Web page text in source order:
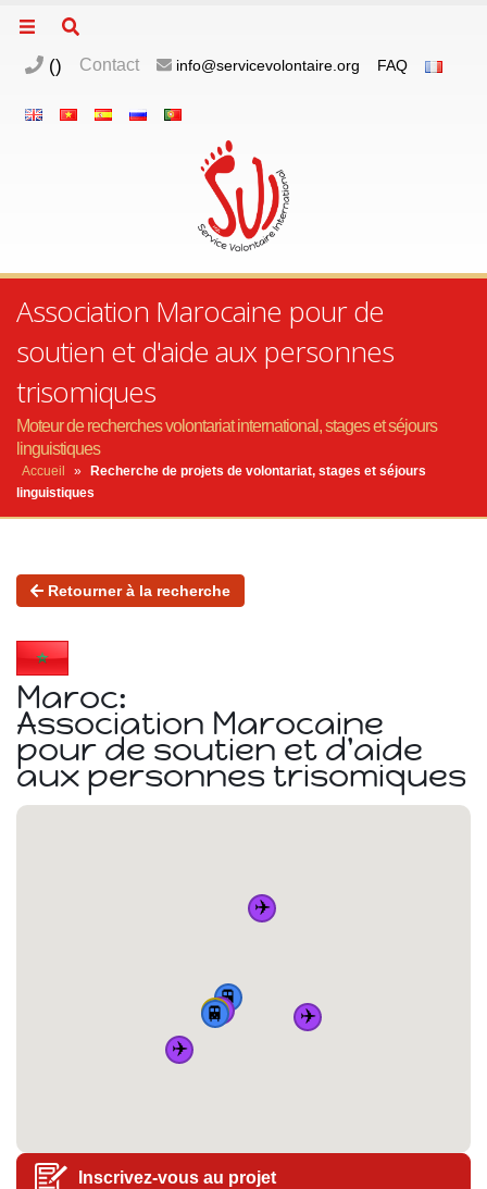
() Contact info@servicevolontaire.org FAQ
Association Marocaine pour de
soutien et d'aide aux personnes
trisomiques
Moteur de recherches volontariat international, stages et séjours
linguistiques
Accueil »
Recherche de projets de volontariat, stages et séjours
linguistiques
Retourner à la recherche
Maroc:
Association Marocaine
pour de soutien et d'aide
aux personnes trisomiques
🏠
🚆
🚆 ✈️
✈️
✈️
✈️
Inscrivez-vous au projet